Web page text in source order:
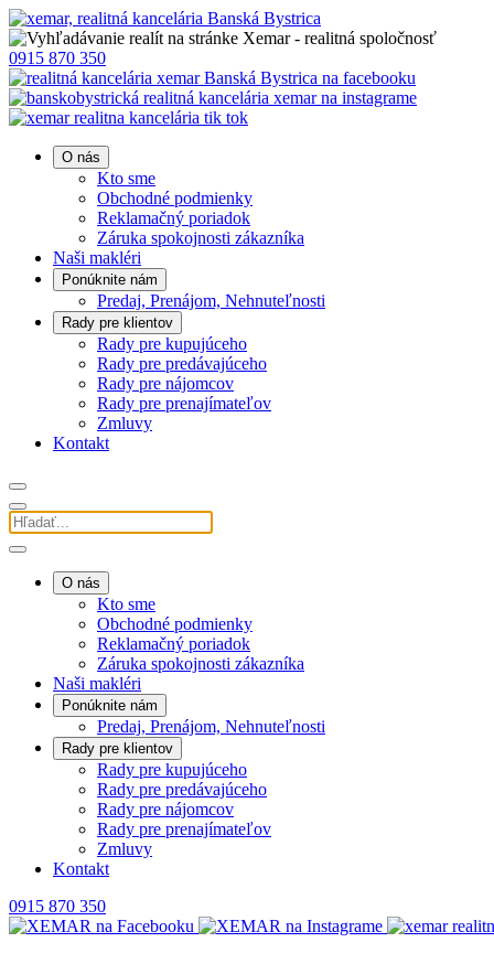
0915 870 350
O nás
Kto sme
Obchodné podmienky
Reklamačný poriadok
Záruka spokojnosti zákazníka
Naši makléri
Ponúknite nám
Predaj, Prenájom, Nehnuteľnosti
Rady pre klientov
Rady pre kupujúceho
Rady pre predávajúceho
Rady pre nájomcov
Rady pre prenajímateľov
Zmluvy
Kontakt
O nás
Kto sme
Obchodné podmienky
Reklamačný poriadok
Záruka spokojnosti zákazníka
Naši makléri
Ponúknite nám
Predaj, Prenájom, Nehnuteľnosti
Rady pre klientov
Rady pre kupujúceho
Rady pre predávajúceho
Rady pre nájomcov
Rady pre prenajímateľov
Zmluvy
Kontakt
0915 870 350